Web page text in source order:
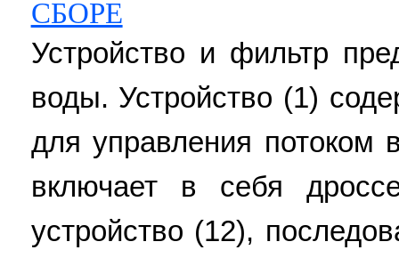
СБОРЕ
Устройство и фильтр
воды. Устройство (1)
для управления потоком
включает в себя
устройство (12),